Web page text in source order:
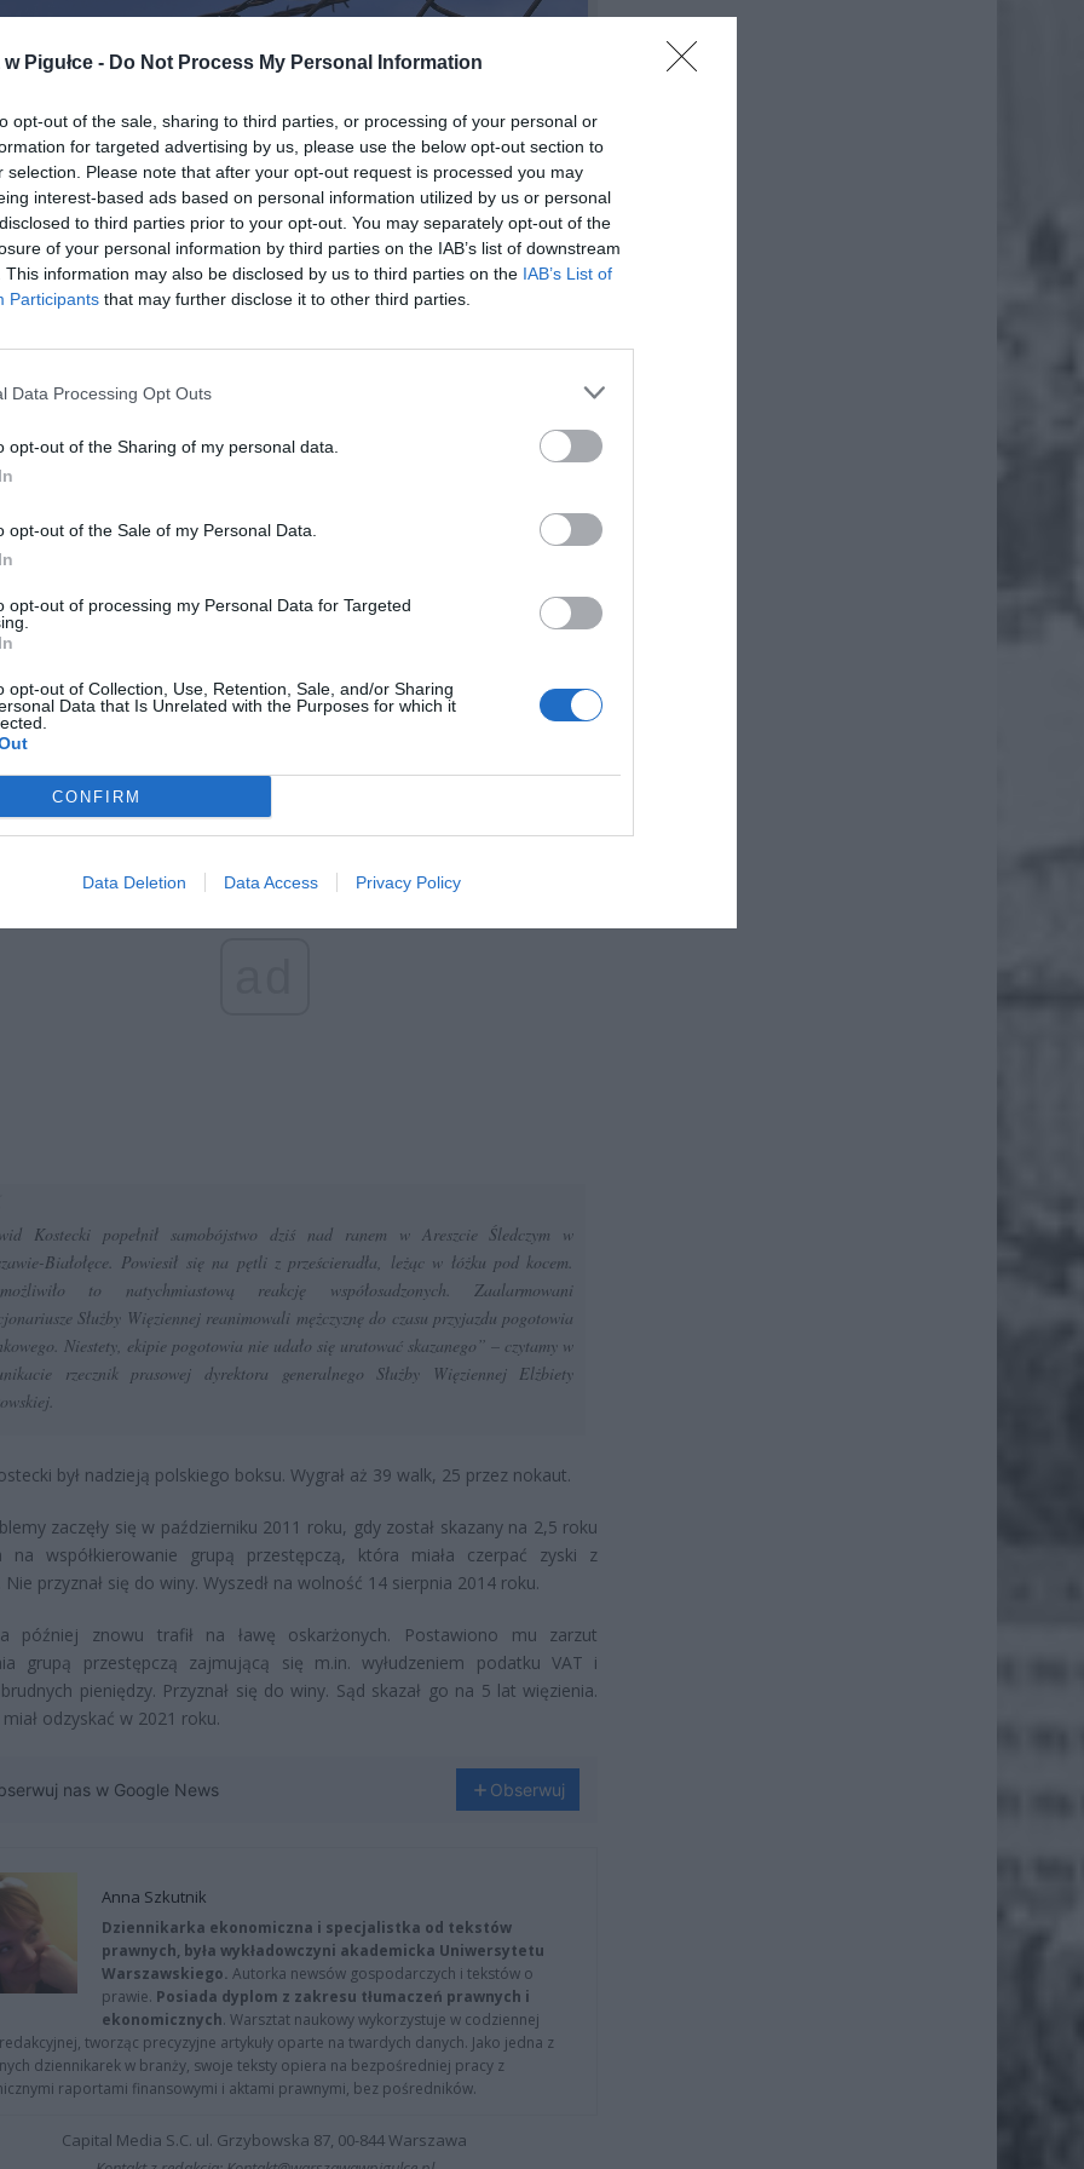
Pigułce - Do Not Process My Personal Information
opt-out of the sale, sharing to third parties, or processing of your personal or
for targeted advertising by us, please use the below opt-out section to
selection. Please note that after your opt-out request is processed you may
interest-based ads based on personal information utilized by us or personal
to third parties prior to your opt-out. You may separately opt-out of the
of your personal information by third parties on the IAB’s list of downstream
This information may also be disclosed by us to third parties on the IAB’s List of
Participants that may further disclose it to other third parties.
Data Processing Opt Outs
opt-out of the Sharing of my personal data.
opt-out of the Sale of my Personal Data.
opt-out of processing my Personal Data for Targeted
opt-out of Collection, Use, Retention, Sale, and/or Sharing
Data that Is Unrelated with the Purposes for which it
CONFIRM
Data Deletion Data Access Privacy Policy
śmierci Dawida Kosteckiego zajęła się prokuratura, a Służba Więzienna
RÓWNIEŻ:
2026 16:06
dla milionów polskich rodzin. ZUS wypłacił już 173 mln zł.
wciąż można składać
2026 12:56
Kostecki popełnił samobójstwo dziś nad ranem w Areszcie Śledczym w
Białołęce. Powiesił się na pętli z prześcieradła, leżąc w łóżku pod kocem.
to natychmiastową reakcję współosadzonych. Zaalarmowani
Służby Więziennej reanimowali mężczyznę do czasu przyjazdu pogotowia
Niestety, ekipie pogotowia nie udało się uratować skazanego” – czytamy w
rzecznik prasowej dyrektora generalnego Służby Więziennej Elżbiety
był nadzieją polskiego boksu. Wygrał aż 39 walk, 25 przez nokaut.
zaczęły się w październiku 2011 roku, gdy został skazany na 2,5 roku
na współkierowanie grupą przestępczą, która miała czerpać zyski z
Nie przyznał się do winy. Wyszedł na wolność 14 sierpnia 2014 roku.
później znowu trafił na ławę oskarżonych. Postawiono mu zarzut
grupą przestępczą zajmującą się m.in. wyłudzeniem podatku VAT i
pieniędzy. Przyznał się do winy. Sąd skazał go na 5 lat więzienia.
odzyskać w 2021 roku.
nas w Google News Obserwuj
Anna Szkutnik
Dziennikarka ekonomiczna i specjalistka od tekstów
prawnych, była wykładowczyni akademicka Uniwersytetu
Warszawskiego. Autorka newsów gospodarczych i tekstów o
prawie. Posiada dyplom z zakresu tłumaczeń prawnych i
ekonomicznych. Warsztat naukowy wykorzystuje w codziennej
tworząc precyzyjne artykuły oparte na twardych danych. Jako jedna z
dziennikarek w branży, swoje teksty opiera na bezpośredniej pracy z
raportami finansowymi i aktami prawnymi, bez pośredników.
Capital Media S.C. ul. Grzybowska 87, 00-844 Warszawa